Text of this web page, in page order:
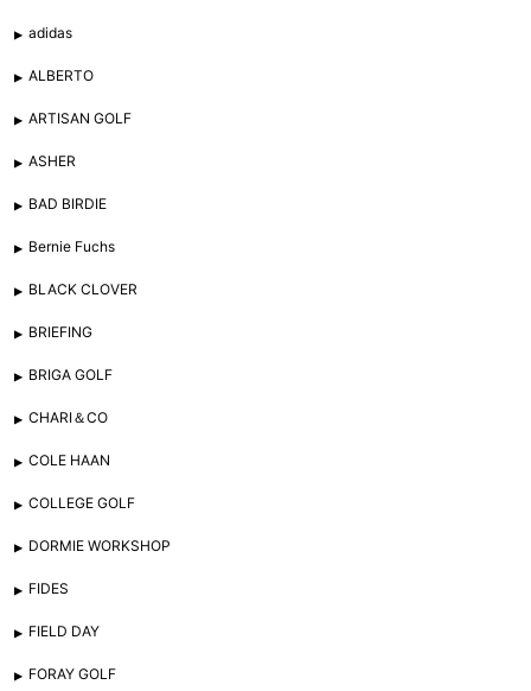
adidas
ALBERTO
ARTISAN GOLF
ASHER
BAD BIRDIE
Bernie Fuchs
BLACK CLOVER
BRIEFING
BRIGA GOLF
CHARI＆CO
COLE HAAN
COLLEGE GOLF
DORMIE WORKSHOP
FIDES
FIELD DAY
FORAY GOLF